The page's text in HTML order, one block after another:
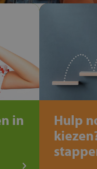
in
Hulp